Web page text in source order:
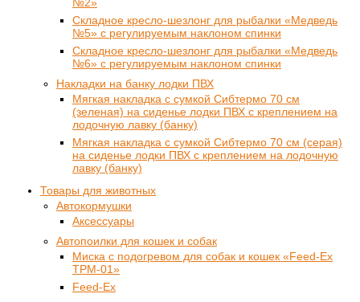
Складное кресло-шезлонг для рыбалки «Медведь
№5» с регулируемым наклоном спинки
Складное кресло-шезлонг для рыбалки «Медведь
№6» с регулируемым наклоном спинки
Накладки на банку лодки ПВХ
Мягкая накладка с сумкой Сибтермо 70 см
(зеленая) на сиденье лодки ПВХ с креплением на
лодочную лавку (банку)
Мягкая накладка с сумкой Сибтермо 70 см (серая)
на сиденье лодки ПВХ с креплением на лодочную
лавку (банку)
Товары для животных
Автокормушки
Аксессуары
Автопоилки для кошек и собак
Миска с подогревом для собак и кошек «Feed-Ex
TPM-01»
Feed-Ex